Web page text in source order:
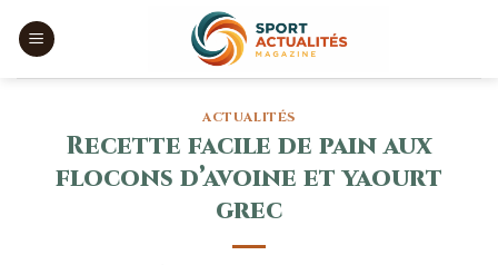
ACTUALITÉS
Recette facile de pain aux
flocons d’avoine et yaourt
grec